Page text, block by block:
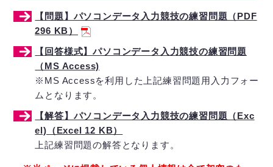
【問題】パソコンデータ入力競技の練習問題（PDF
296 KB）
【回答様式】パソコンデータ入力競技の練習問題
（MS Access)
※MS Accessを利用した上記練習問題用入力フォー
ムとなります。
【解答】パソコンデータ入力競技の練習問題（Exc
el)（Excel 12 KB）
上記練習問題の解答となります。